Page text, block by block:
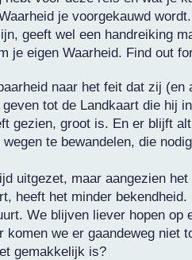
je voorgekauwd
geeft wel een handreiking
je eigen Waarheid. Find out
naar het feit dat zij (en
tot de Landkaart die hij
gezien, groot is. En er blijft
te bewandelen, die
uitgezet, maar aangezien
heeft het minder
We blijven liever hopen op
komen we er gaandeweg niet
gemakkelijk is?